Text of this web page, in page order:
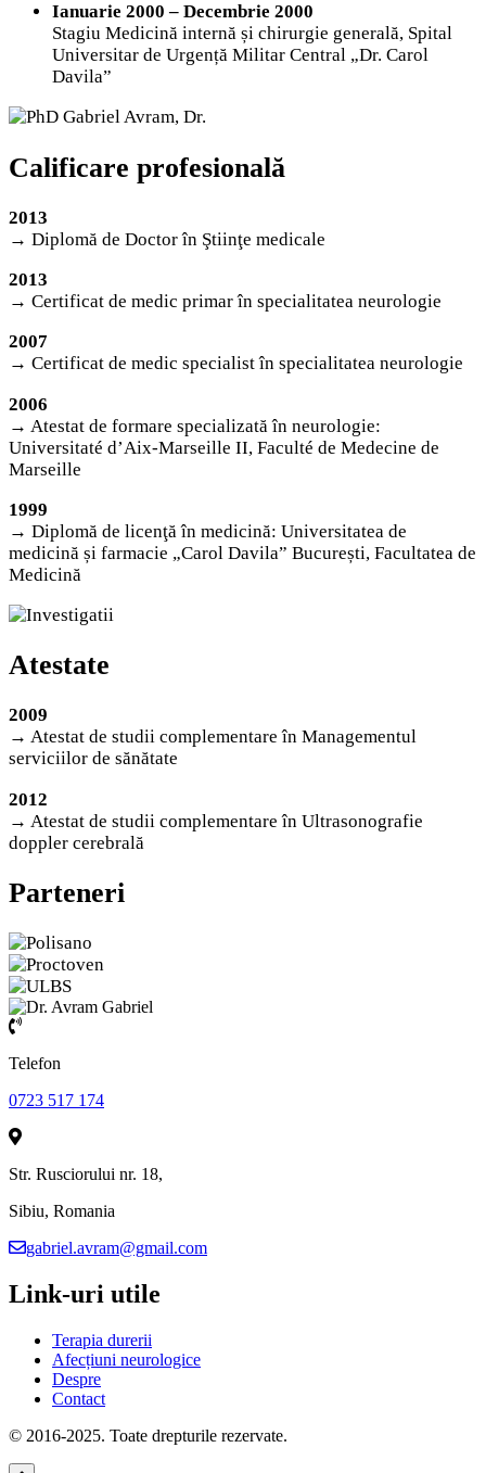
Ianuarie 2000 – Decembrie 2000
Stagiu Medicină internă și chirurgie generală, Spital
Universitar de Urgență Militar Central „Dr. Carol
Davila”
Calificare profesională
2013
→ Diplomă de Doctor în Ştiinţe medicale
2013
→ Certificat de medic primar în specialitatea neurologie
2007
→ Certificat de medic specialist în specialitatea neurologie
2006
→ Atestat de formare specializată în neurologie:
Universitaté d’Aix-Marseille II, Faculté de Medecine de
Marseille
1999
→ Diplomă de licenţă în medicină: Universitatea de
medicină și farmacie „Carol Davila” București, Facultatea de
Medicină
Atestate
2009
→ Atestat de studii complementare în Managementul
serviciilor de sănătate
2012
→ Atestat de studii complementare în Ultrasonografie
doppler cerebrală
Parteneri
Telefon
0723 517 174
Str. Rusciorului nr. 18,
Sibiu, Romania
gabriel.avram@gmail.com
Link-uri utile
Terapia durerii
Afecțiuni neurologice
Despre
Contact
© 2016-2025. Toate drepturile rezervate.